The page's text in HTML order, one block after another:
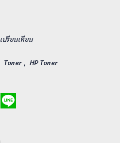
เปรียบเทียบ
Toner, HP Toner